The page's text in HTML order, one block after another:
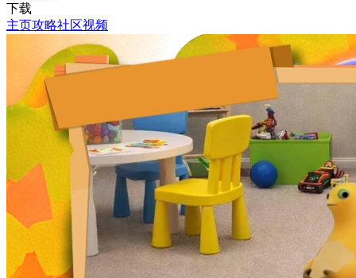
下载
主页攻略社区视频